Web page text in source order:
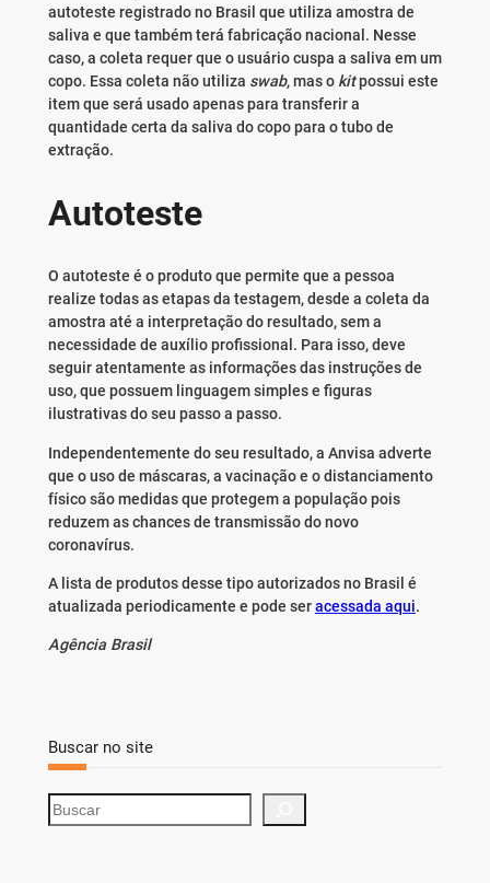
autoteste registrado no Brasil que utiliza amostra de
saliva e que também terá fabricação nacional. Nesse
caso, a coleta requer que o usuário cuspa a saliva em um
copo. Essa coleta não utiliza swab, mas o kitpossui este
item que será usado apenas para transferir a
quantidade certa da saliva do copo para o tubo de
extração.
Autoteste
O autoteste é o produto que permite que a pessoa
realize todas as etapas da testagem, desde a coleta da
amostra até a interpretação do resultado, sem a
necessidade de auxílio profissional. Para isso, deve
seguir atentamente as informações das instruções de
uso, que possuem linguagem simples e figuras
ilustrativas do seu passo a passo.
Independentemente do seu resultado, a Anvisa adverte
que o uso de máscaras, a vacinação e o distanciamento
físico são medidas que protegem a população pois
reduzem as chances de transmissão do novo
coronavírus.
A lista de produtos desse tipo autorizados no Brasil é
atualizada periodicamente e pode seracessada aqui.
Agência Brasil
Buscar no site
S
e